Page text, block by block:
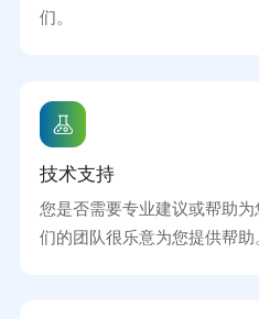
们。
技术支持
您是否需要专业建议或帮助
们的团队很乐意为您提供帮助